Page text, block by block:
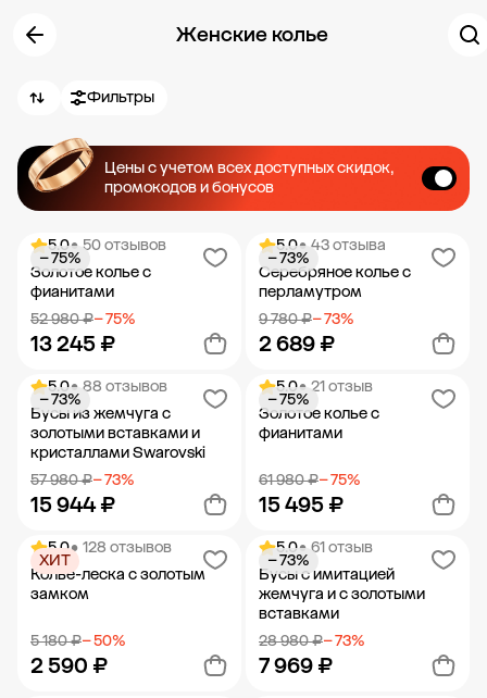
Женские колье
Фильтры
Цены с учетом всех доступных скидок,
промокодов и бонусов
5.0• 50 отзывов
Золотое колье с
фианитами
52 980 ₽− 75%
13 245 ₽
− 75%
Добавить в корзину
5.0• 43 отзыва
Серебряное колье с
перламутром
9 780 ₽− 73%
2 689 ₽
− 73%
Добавить в корзину
5.0• 88 отзывов
Бусы из жемчуга с
золотыми вставками и
кристаллами Swarovski
57 980 ₽− 73%
15 944 ₽
− 73%
Добавить в корзину
5.0• 21 отзыв
Золотое колье с
фианитами
61 980 ₽− 75%
15 495 ₽
− 75%
Добавить в корзину
5.0• 128 отзывов
Колье-леска с золотым
замком
5 180 ₽− 50%
2 590 ₽
ХИТ
5.0• 61 отзыв
Бусы с имитацией
жемчуга и с золотыми
вставками
28 980 ₽− 73%
7 969 ₽
− 73%